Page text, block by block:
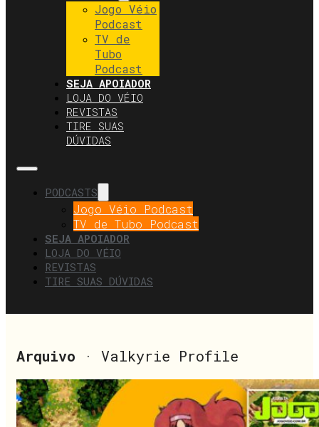
Jogo Véio
Podcast
TV de
Tubo
Podcast
SEJA APOIADOR
LOJA DO VÉIO
REVISTAS
TIRE SUAS
DÚVIDAS
PODCASTS
Jogo Véio Podcast
TV de Tubo Podcast
SEJA APOIADOR
LOJA DO VÉIO
REVISTAS
TIRE SUAS DÚVIDAS
Arquivo · Valkyrie Profile